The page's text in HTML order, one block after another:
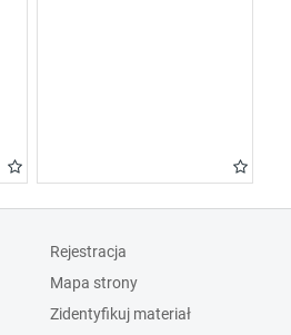
Rejestracja
Mapa strony
Zidentyfikuj materiał